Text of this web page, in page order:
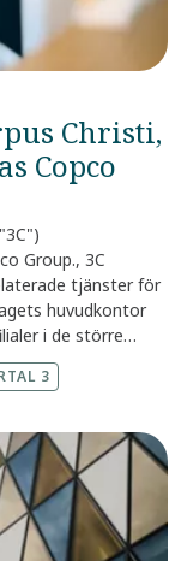
Christi,
Copco
Group., 3C
tjänster för
huvudkontor
i de större
och Austin.
välkomna 3C till
och framtida
för
Under 2025
(11 MUSD). 3C
3